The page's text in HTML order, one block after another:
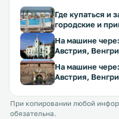
Где купаться и
городские и
На машине
Австрия,
На машине
Австрия,
При копировании любой
обязательна.